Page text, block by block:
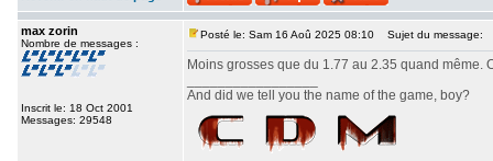
max zorin
Nombre de messages :
Inscrit le: 18 Oct 2001
Messages: 29548
Posté le: Sam 16 Aoû 2025 08:10 Sujet du message:
Moins grosses que du 1.77 au 2.35 quand même.
And did we tell you the name of the game, boy?